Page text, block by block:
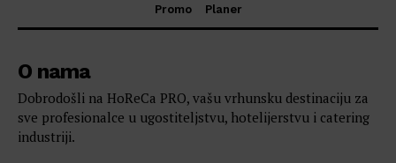
Promo
Planer
O nama
Dobrodošli na HoReCa PRO, vašu vrhunsku destinaciju za
sve profesionalce u ugostiteljstvu, hotelijerstvu i catering
industriji.